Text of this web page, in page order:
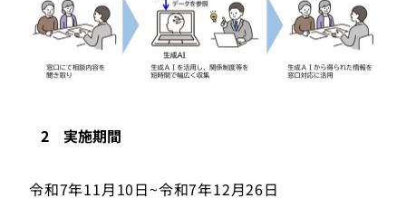
2 実施期間
令和7年11月10日~令和7年12月26日